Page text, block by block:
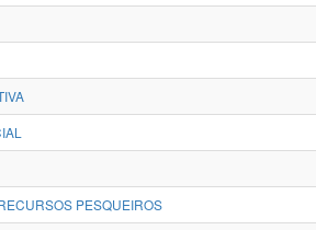
PESQUEIROS